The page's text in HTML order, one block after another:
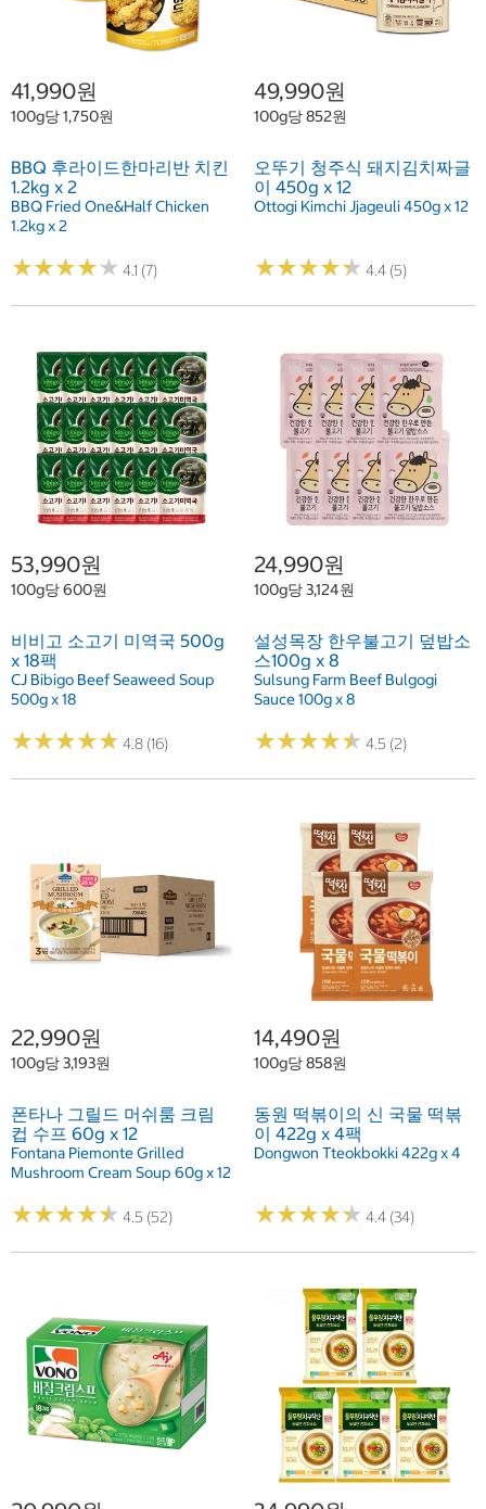
41,990원
100g당 1,750원
BBQ 후라이드한마리반 치킨
1.2kg x 2
BBQ Fried One&Half Chicken
1.2kg x 2
★★★★★
★★★★★ 4.1 (7)
49,990원
100g당 852원
오뚜기 청주식 돼지김치짜글
이 450g x 12
Ottogi Kimchi Jjageuli 450g x 12
★★★★★
★★★★★ 4.4 (5)
53,990원
100g당 600원
비비고 소고기 미역국 500g
x 18팩
CJ Bibigo Beef Seaweed Soup
500g x 18
★★★★★
★★★★★ 4.8 (16)
24,990원
100g당 3,124원
설성목장 한우불고기 덮밥소
스100g x 8
Sulsung Farm Beef Bulgogi
Sauce 100g x 8
★★★★★
★★★★★ 4.5 (2)
22,990원
100g당 3,193원
폰타나 그릴드 머쉬룸 크림
컵 수프 60g x 12
Fontana Piemonte Grilled
Mushroom Cream Soup 60g x 12
★★★★★
★★★★★ 4.5 (52)
14,490원
100g당 858원
동원 떡볶이의 신 국물 떡볶
이 422g x 4팩
Dongwon Tteokbokki 422g x 4
★★★★★
★★★★★ 4.4 (34)